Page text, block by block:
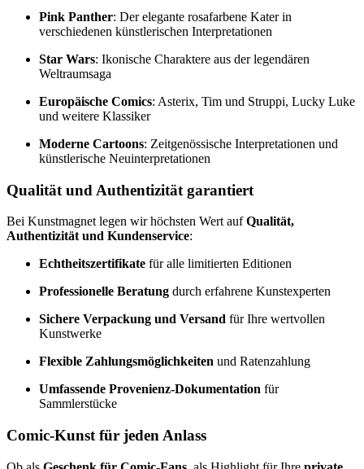
Pink Panther: Der elegante rosafarbene Kater in
verschiedenen künstlerischen Interpretationen
Star Wars: Ikonische Charaktere aus der legendären
Weltraumsaga
Europäische Comics: Asterix, Tim und Struppi, Lucky Luke
und weitere Klassiker
Moderne Cartoons: Zeitgenössische Interpretationen und
künstlerische Neuinterpretationen
Qualität und Authentizität garantiert
Bei Kunstmagnet legen wir höchsten Wert aufQualität,
Authentizität und Kundenservice:
Echtheitszertifikate für alle limitierten Editionen
Professionelle Beratung durch erfahrene Kunstexperten
Sichere Verpackung und Versand für Ihre wertvollen
Kunstwerke
Flexible Zahlungsmöglichkeiten und Ratenzahlung
Umfassende Provenienz-Dokumentation für
Sammlerstücke
Comic-Kunst für jeden Anlass